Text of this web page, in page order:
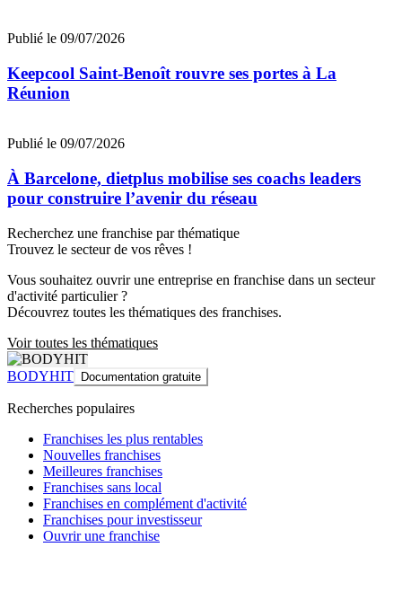
Publié le 09/07/2026
Keepcool Saint-Benoît rouvre ses portes à La
Réunion
Publié le 09/07/2026
À Barcelone, dietplus mobilise ses coachs leaders
pour construire l’avenir du réseau
Recherchez une franchise par thématique
Trouvez le secteur de vos rêves !
Vous souhaitez ouvrir une entreprise en franchise dans un secteur
d'activité particulier ?
Découvrez toutes les thématiques des franchises.
Voir toutes les thématiques
BODYHIT Documentation gratuite
Recherches populaires
Franchises les plus rentables
Nouvelles franchises
Meilleures franchises
Franchises sans local
Franchises en complément d'activité
Franchises pour investisseur
Ouvrir une franchise